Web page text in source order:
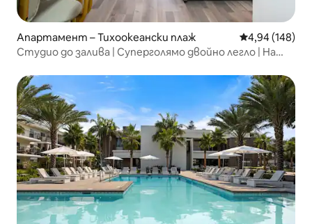
Апартамент – Тихоокеански плаж Средна
4,94 (148)
Студио до залива | Суперголямо двойно легло | На